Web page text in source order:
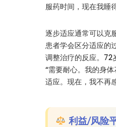
服药时间，现在我睡
逐步适应通常可以克
患者学会区分适应的
调整治疗的反应。72
“需要耐心。我的身
适应。现在，我不再
利益/风险